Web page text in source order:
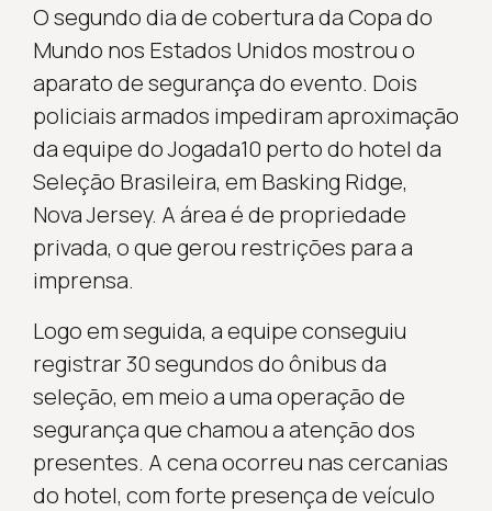
O segundo dia de cobertura da Copa do
Mundo nos Estados Unidos mostrou o
aparato de segurança do evento. Dois
policiais armados impediram aproximação
da equipe do Jogada10 perto do hotel da
Seleção Brasileira, em Basking Ridge,
Nova Jersey. A área é de propriedade
privada, o que gerou restrições para a
imprensa.
Logo em seguida, a equipe conseguiu
registrar 30 segundos do ônibus da
seleção, em meio a uma operação de
segurança que chamou a atenção dos
presentes. A cena ocorreu nas cercanias
do hotel, com forte presença de veículo